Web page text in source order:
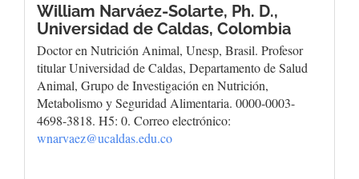
William Narváez-Solarte, Ph. D.,
Universidad de Caldas, Colombia
Doctor en Nutrición Animal, Unesp, Brasil. Profesor
titular Universidad de Caldas, Departamento de Salud
Animal, Grupo de Investigación en Nutrición,
Metabolismo y Seguridad Alimentaria. 0000-0003-
4698-3818. H5: 0. Correo electrónico:
wnarvaez@ucaldas.edu.co